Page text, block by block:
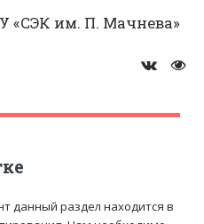
«СЭК им. П. Мачнева»
данный раздел находится в